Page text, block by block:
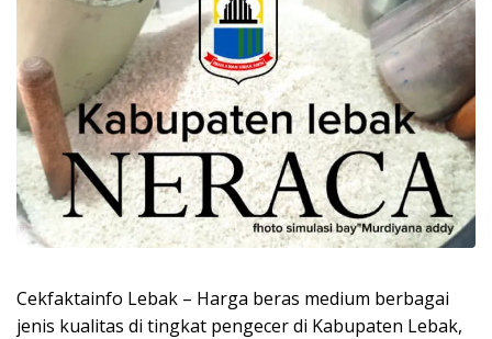
Cekfaktainfo Lebak – Harga beras medium berbagai
jenis kualitas di tingkat pengecer di Kabupaten Lebak,